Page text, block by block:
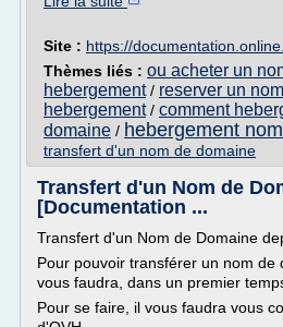
Site : https://
Thèmes liés : ou acheter un
hebergement/ reserver un
hebergement/ comment
domaine / hebergement
transfert d'un nom de domaine
Transfert d'un Nom de
[Documentation ...
Transfert d'un Nom de Domaine
Pour pouvoir transférer un nom de
vous faudra, dans un premier
Pour se faire, il vous faudra vous